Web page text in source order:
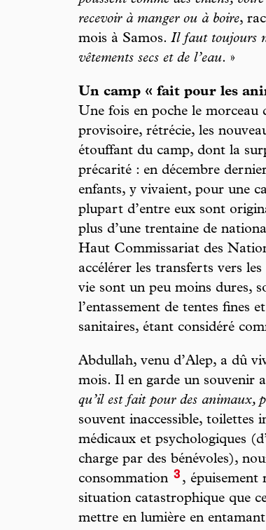
recevoir à manger ou à boire,
mois à Samos. Il faut toujours
vêtements secs et de l’eau. »
Un camp « fait pour les
Une fois en poche le morceau
provisoire, rétrécie, les
étouffant du camp, dont la
précarité : en décembre
enfants, y vivaient, pour une
plupart d’entre eux sont
plus d’une trentaine de
Haut Commissariat des
accélérer les transferts vers
vie sont un peu moins dures,
l’entassement de tentes fines
sanitaires, étant considéré
Abdullah, venu d’Alep, a dû
mois. Il en garde un souvenir
qu’il est fait pour des animaux,
souvent inaccessible, toilettes
médicaux et psychologiques
charge par des bénévoles),
consommation 3 , épuisement
situation catastrophique que
mettre en lumière en